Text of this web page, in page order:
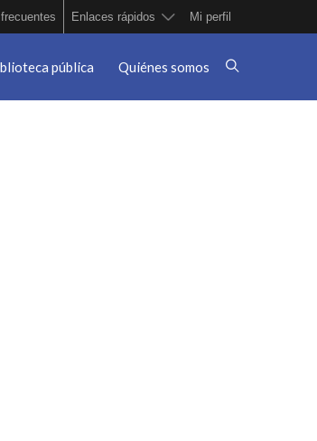
Enlaces rápidos Mi perfil
pública Quiénes somos